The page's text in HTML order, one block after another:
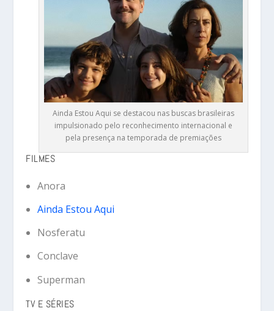
Ainda Estou Aqui se destacou nas buscas brasileiras
impulsionado pelo reconhecimento internacional e
pela presença na temporada de premiações
FILMES
Anora
Ainda Estou Aqui
Nosferatu
Conclave
Superman
TV E SÉRIES